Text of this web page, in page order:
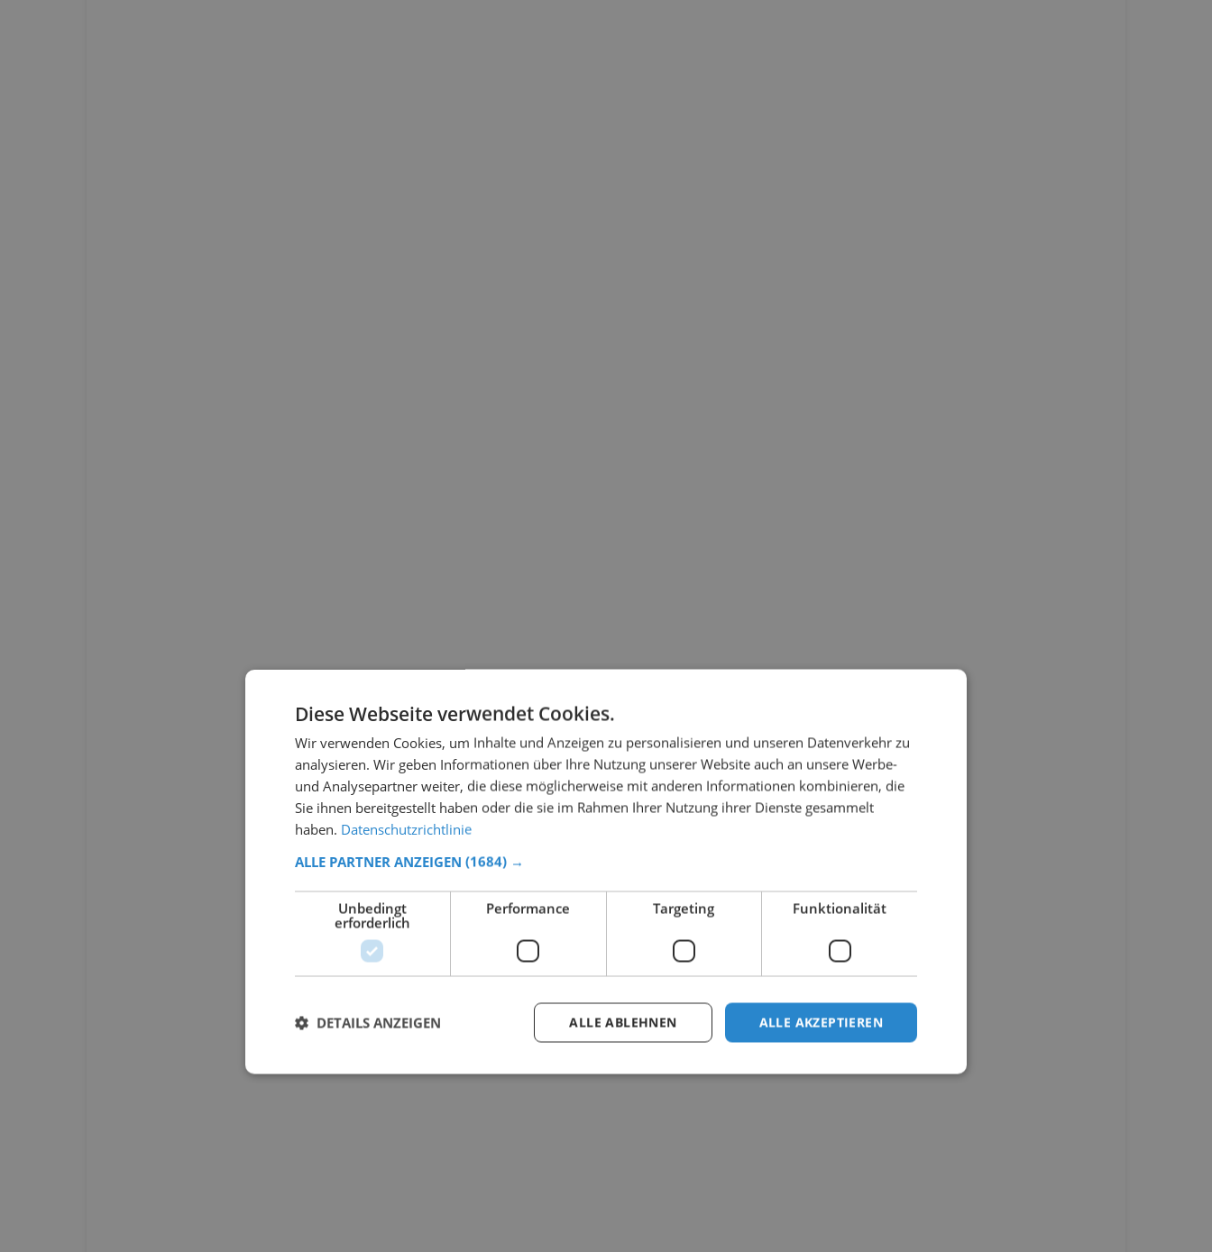
Diese Webseite verwendet Cookies.
Wir verwenden Cookies, um Inhalte und Anzeigen zu personalisieren und unseren Datenverkehr zu
analysieren. Wir geben Informationen über Ihre Nutzung unserer Website auch an unsere Werbe-
und Analysepartner weiter, die diese möglicherweise mit anderen Informationen kombinieren, die
Sie ihnen bereitgestellt haben oder die sie im Rahmen Ihrer Nutzung ihrer Dienste gesammelt
haben. Datenschutzrichtlinie
ALLE PARTNER ANZEIGEN (1684) →
Unbedingt
erforderlich
Performance Targeting Funktionalität
ALLE AKZEPTIEREN
ALLE ABLEHNEN
DETAILS ANZEIGEN